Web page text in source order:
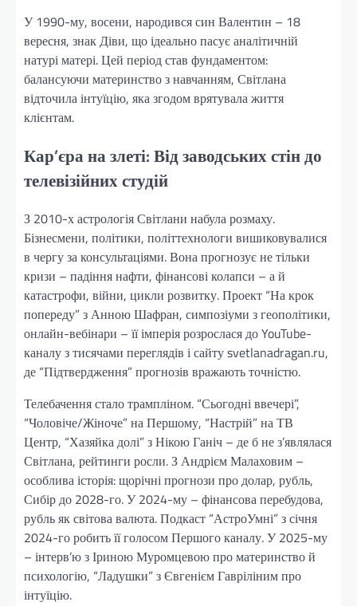
У 1990-му, восени, народився син Валентин – 18
вересня, знак Діви, що ідеально пасує аналітичній
натурі матері. Цей період став фундаментом:
балансуючи материнство з навчанням, Світлана
відточила інтуїцію, яка згодом врятувала життя
клієнтам.
Кар’єра на злеті: Від заводських стін до
телевізійних студій
З 2010-х астрологія Світлани набула розмаху.
Бізнесмени, політики, політтехнологи вишиковувалися
в чергу за консультаціями. Вона прогнозує не тільки
кризи – падіння нафти, фінансові колапси – а й
катастрофи, війни, цикли розвитку. Проект “На крок
попереду” з Анною Шафран, симпозіуми з геополітики,
онлайн-вебінари – її імперія розрослася до YouTube-
каналу з тисячами переглядів і сайту svetlanadragan.ru,
де “Підтвердження” прогнозів вражають точністю.
Телебачення стало трампліном. “Сьогодні ввечері”,
“Чоловіче/Жіноче” на Першому, “Настрій” на ТВ
Центр, “Хазяйка долі” з Нікою Ганіч – де б не з’являлася
Світлана, рейтинги росли. З Андрієм Малаховим –
особлива історія: щорічні прогнози про долар, рубль,
Сибір до 2028-го. У 2024-му – фінансова перебудова,
рубль як світова валюта. Подкаст “АстроУмні” з січня
2024-го робить її голосом Першого каналу. У 2025-му
– інтерв’ю з Іриною Муромцевою про материнство й
психологію, “Ладушки” з Євгенієм Гавріліним про
інтуїцію.